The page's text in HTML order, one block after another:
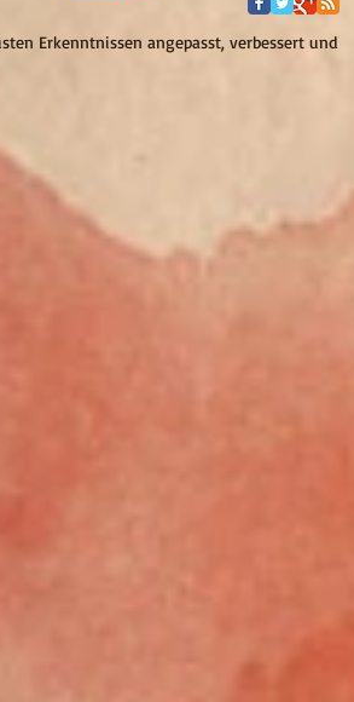
Erkenntnissen angepasst, verbessert und